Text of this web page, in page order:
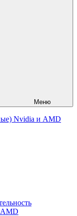
Меню
Nvidia и AMD
AMD